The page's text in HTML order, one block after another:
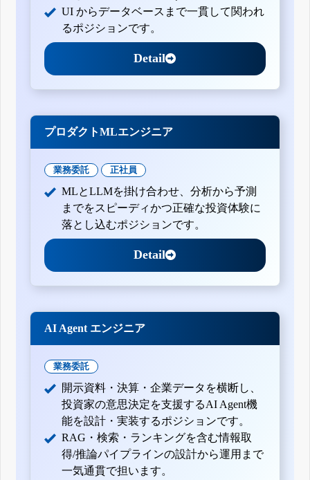
UI からデータベースまで一貫して関われ
るポジションです。
Detail
プロダクトMLエンジニア
業務委託 正社員
MLとLLMを掛け合わせ、分析から予測
までをスピーディかつ正確な投資体験に
落とし込むポジションです。
Detail
AI Agent エンジニア
業務委託
開示資料・決算・企業データを横断し、
投資家の意思決定を支援するAI Agent機
能を設計・実装するポジションです。
RAG・検索・ランキングを含む情報取
得/推論パイプラインの設計から運用まで
一気通貫で担います。